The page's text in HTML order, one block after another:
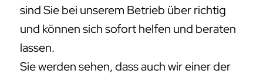
sind Sie bei unserem Betrieb über richtig
und können sich sofort helfen und beraten
lassen.
Sie werden sehen, dass auch wir einer der